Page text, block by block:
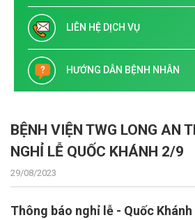
LIÊN HỆ DỊCH VỤ
HƯỚNG DẪN BỆNH NHÂN
BỆNH VIỆN TWG LONG AN
NGHỈ LỄ QUỐC KHÁNH 2/9
29/08/2023
Thông báo nghỉ lễ - Quốc